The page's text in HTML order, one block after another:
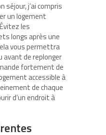
séjour, j’ai compris
un logement
les
longs après une
vous permettra
avant de replonger
fortement de
accessible à
de chaque
d’un endroit à